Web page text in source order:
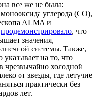
все же не была:
углерода (CO),
ALMA и
продемонстрировало, что
значения,
системы. Также,
указывает на то, что
чрезвычайно холодной
от звезды, где летучие
практически без
лет.